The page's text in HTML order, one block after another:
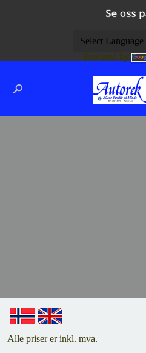
Alle priser er inkl. mva.
Powered by